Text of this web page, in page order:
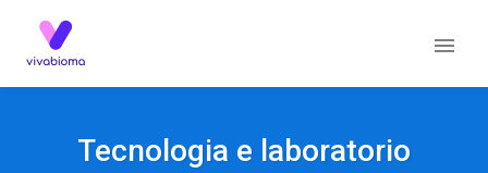
Tecnologia e laboratorio